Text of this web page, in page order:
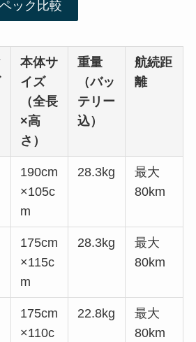
ック比較
本体サ
イズ
（全長
×高
さ）
重量
（バッ
テリー
込）
航続距
離
190cm
×105c
m
28.3kg
最大
80km
175cm
×115c
m
28.3kg
最大
80km
175cm
×110c
22.8kg
最大
80km